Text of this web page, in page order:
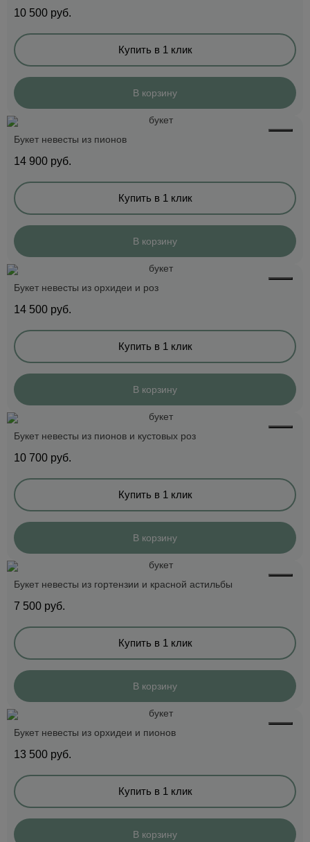
10 500 руб.
Купить в 1 клик
В корзину
Букет невесты из пионов
14 900 руб.
Купить в 1 клик
В корзину
Букет невесты из орхидеи и роз
14 500 руб.
Купить в 1 клик
В корзину
Букет невесты из пионов и кустовых роз
10 700 руб.
Купить в 1 клик
В корзину
Букет невесты из гортензии и красной астильбы
7 500 руб.
Купить в 1 клик
В корзину
Букет невесты из орхидеи и пионов
13 500 руб.
Купить в 1 клик
В корзину